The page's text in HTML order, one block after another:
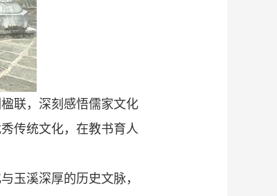
联，深刻感悟儒家文化
传统文化，在教书育人
玉溪深厚的历史文脉，